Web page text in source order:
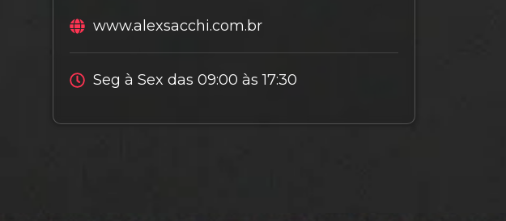
www.alexsacchi.com.br
Seg à Sex das 09:00 às 17:30